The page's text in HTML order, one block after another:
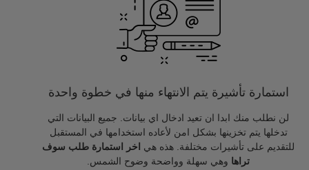
استمارة تأشيرة يتم الانتهاء منها في خطوة واحدة
لن نطلب منك ابدا ان تعيد ادخال اي بيانات. جميع البيانات التي
تدخلها يتم تخزينها بشكل امن لأعاده استخدامها في المستقبل
للتقديم على تأشيرات مختلفة. هذه هي
اخر استمارة طلب سوف
تراها وهي سهلة وواضحة وضوح الشمس.